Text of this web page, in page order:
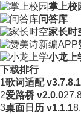
掌上校
问答库
家长时
小龙上
下载排行
1歌词适配 v3.7.8.1
2爱路桥 v2.0.0
3桌面日历 v1.1.1